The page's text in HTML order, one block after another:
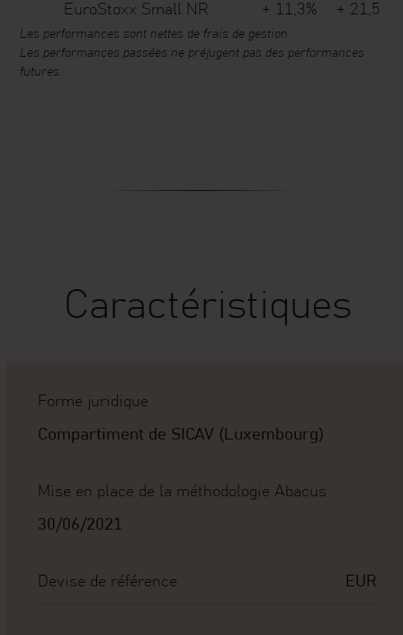
EuroStoxx Small NR
+ 11,3% + 21,5 %
Les performances sont nettes de frais de gestion.
Les performances passées ne préjugent pas des performances
futures.
Caractéristiques
Forme juridique
Compartiment de SICAV (Luxembourg)
Mise en place de la méthodologie Abacus
30/06/2021
Devise de référence EUR